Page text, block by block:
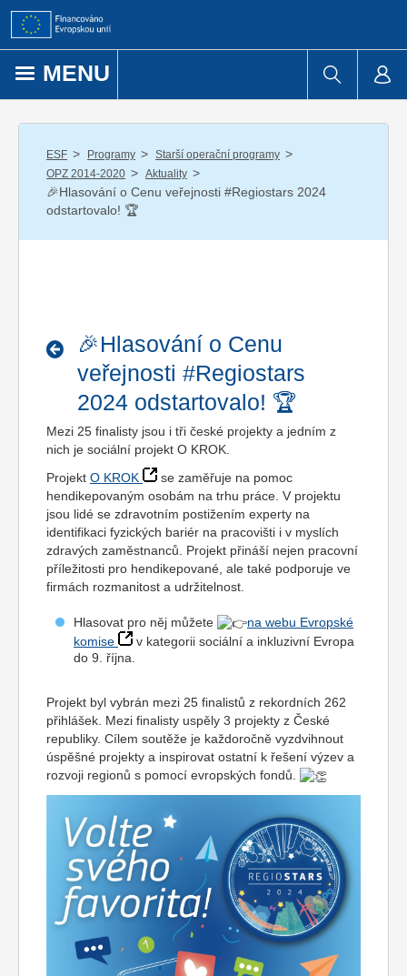
Přejít k obsahu
MENU
ESF / Programy / Starší operační programy /
OPZ 2014-2020 / Aktuality /
🎉Hlasování o Cenu veřejnosti #Regiostars 2024
odstartovalo! 🏆
🎉Hlasování o Cenu
veřejnosti #Regiostars
2024 odstartovalo! 🏆
Mezi 25 finalisty jsou i tři české projekty a jedním z
nich je sociální projekt O KROK.
Projekt O KROK
se zaměřuje na pomoc
hendikepovaným osobám na trhu práce. V projektu
jsou lidé se zdravotním postižením experty na
identifikaci fyzických bariér na pracovišti i v myslích
zdravých zaměstnanců. Projekt přináší nejen pracovní
příležitosti pro hendikepované, ale také podporuje ve
firmách rozmanitost a udržitelnost.
Hlasovat pro něj můžete
na webu Evropské
komise
v kategorii sociální a inkluzivní Evropa
do 9. října.
Projekt byl vybrán mezi 25 finalistů z rekordních 262
přihlášek. Mezi finalisty uspěly 3 projekty z České
republiky. Cílem soutěže je každoročně vyzdvihnout
úspěšné projekty a inspirovat ostatní k řešení výzev a
rozvoji regionů s pomocí evropských fondů.